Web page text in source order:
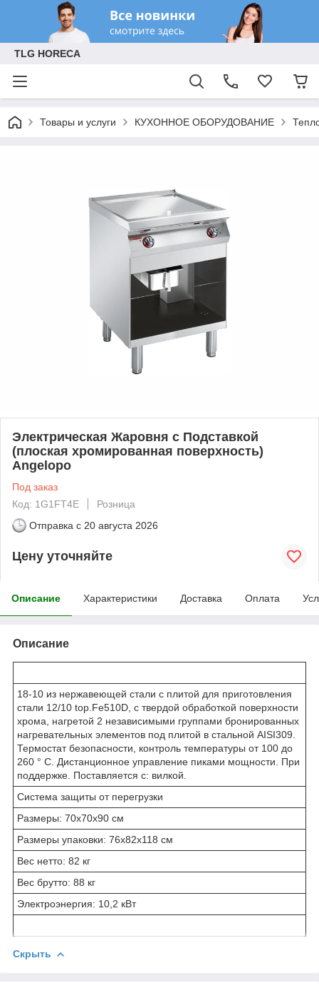
TLG HORECA
Товары и услуги КУХОННОЕ ОБОРУДОВАНИЕ
Электрическая Жаровня с Подставкой
(плоская хромированная поверхность)
Angelopo
Под заказ
Код: 1G1FT4E
Розница
Отправка с 20 августа 2026
Цену уточняйте
Описание Характеристики Доставка Оплата
Описание
18-10 из нержавеющей стали с плитой для приготовления
стали 12/10 top.Fe510D, с твердой обработкой поверхности
хрома, нагретой 2 независимыми группами бронированных
нагревательных элементов под плитой в стальной AISI309.
Термостат безопасности, контроль температуры от 100 до
260 ° C. Дистанционное управление пиками мощности. При
поддержке. Поставляется с: вилкой.
Система защиты от перегрузки
Размеры: 70x70x90 см
Размеры упаковки: 76x82x118 см
Вес нетто: 82 кг
Вес брутто: 88 кг
Электроэнергия: 10,2 кВт
Скрыть